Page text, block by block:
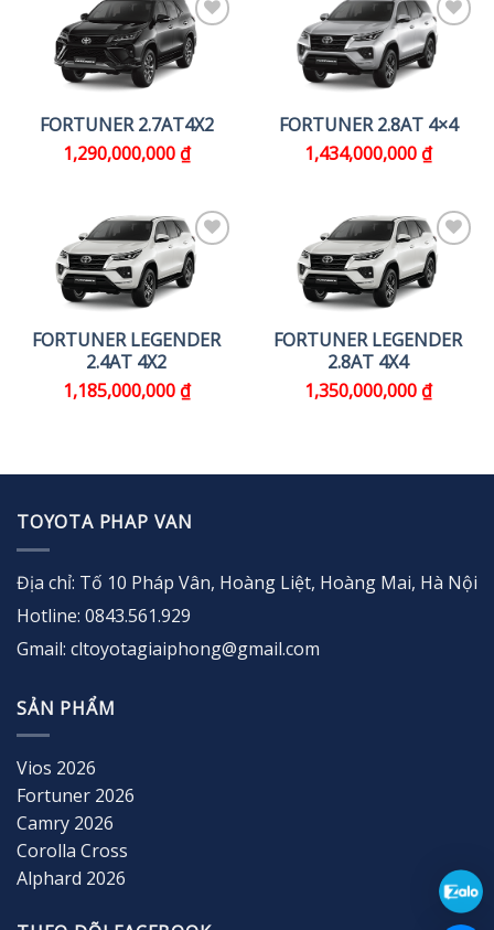
FORTUNER 2.7AT4X2
1,290,000,000₫
FORTUNER 2.8AT 4×4
1,434,000,000₫
FORTUNER LEGENDER
2.4AT 4X2
1,185,000,000₫
FORTUNER LEGENDER
2.8AT 4X4
1,350,000,000₫
TOYOTA PHAP VAN
Địa chỉ: Tố 10 Pháp Vân, Hoàng Liệt, Hoàng Mai, Hà Nội
Hotline: 0843.561.929
Gmail: cltoyotagiaiphong@gmail.com
SẢN PHẨM
Vios 2026
Fortuner 2026
Camry 2026
Corolla Cross
Alphard 2026